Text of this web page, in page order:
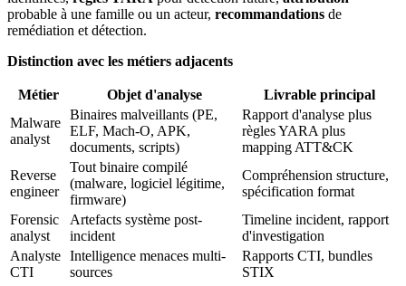
probable à une famille ou un acteur, recommandations de
remédiation et détection.
Distinction avec les métiers adjacents
Métier Objet d'analyse
Livrable principal
Malware
analyst
Binaires malveillants (PE,
ELF, Mach-O, APK,
documents, scripts)
Rapport d'analyse plus
règles YARA plus
mapping ATT&CK
Reverse
engineer
Tout binaire compilé
(malware, logiciel légitime,
firmware)
Compréhension structure,
spécification format
Forensic
analyst
Artefacts système post-
incident
Timeline incident, rapport
d'investigation
Analyste
CTI
Intelligence menaces multi-
sources
Rapports CTI, bundles
STIX